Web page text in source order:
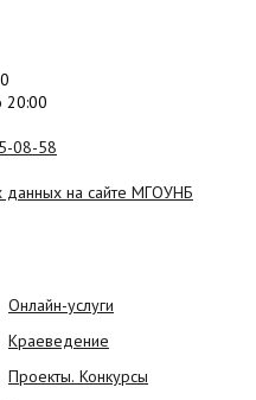
20:00
08-58
данных на сайте МГОУНБ
Онлайн-услуги
Краеведение
Проекты. Конкурсы